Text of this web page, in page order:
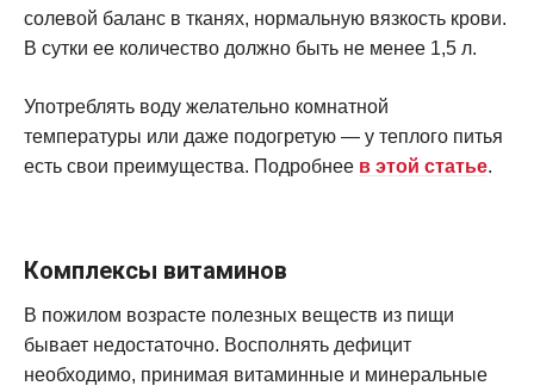
солевой баланс в тканях, нормальную вязкость крови.
В сутки ее количество должно быть не менее 1,5 л.
Употреблять воду желательно комнатной
температуры или даже подогретую — у теплого питья
есть свои преимущества. Подробнее в этой статье.
Комплексы витаминов
В пожилом возрасте полезных веществ из пищи
бывает недостаточно. Восполнять дефицит
необходимо, принимая витаминные и минеральные